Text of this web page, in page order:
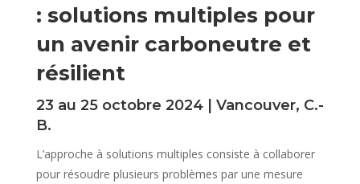
: solutions multiples pour
un avenir carboneutre et
résilient
23 au 25 octobre 2024 | Vancouver, C.-
B.
L’approche à solutions multiples consiste à collaborer
pour résoudre plusieurs problèmes par une mesure